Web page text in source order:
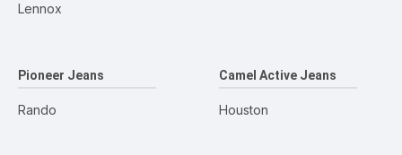
Lennox
Pioneer Jeans
Rando
Camel Active Jeans
Houston